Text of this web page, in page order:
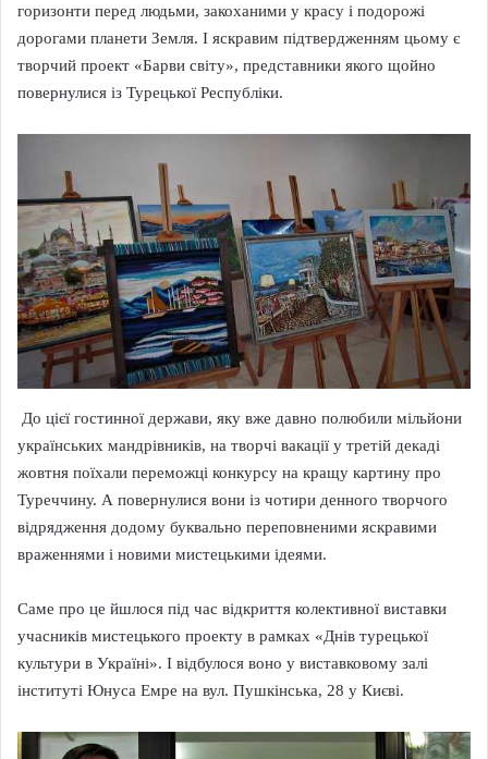
горизонти перед людьми, закоханими у красу і подорожі
дорогами планети Земля. І яскравим підтвердженням цьому є
творчий проект «Барви світу», представники якого щойно
повернулися із Турецької Республіки.
До цієї гостинної держави, яку вже давно полюбили мільйони
українських мандрівників, на творчі вакації у третій декаді
жовтня поїхали переможці конкурсу на кращу картину про
Туреччину. А повернулися вони із чотири денного творчого
відрядження додому буквально переповненими яскравими
враженнями і новими мистецькими ідеями.
Саме про це йшлося під час відкриття колективної виставки
учасників мистецького проекту в рамках «Днів турецької
культури в Україні». І відбулося воно у виставковому залі
інституті Юнуса Емре на вул. Пушкінська, 28 у Києві.